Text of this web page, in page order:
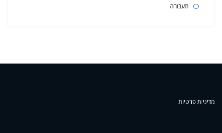
תעבורה
מדיניות פרטיות